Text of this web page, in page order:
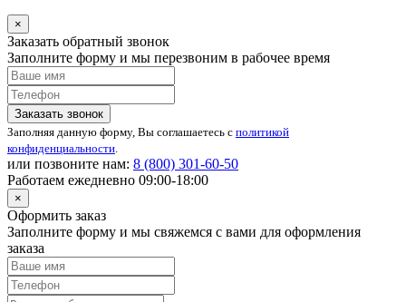
×
Заказать обратный звонок
Заполните форму и мы перезвоним в рабочее время
Заказать звонок
Заполняя данную форму, Вы соглашаетесь с политикой
конфиденциальности.
или позвоните нам: 8 (800) 301-60-50
Работаем ежедневно 09:00-18:00
×
Оформить заказ
Заполните форму и мы свяжемся с вами для оформления
заказа